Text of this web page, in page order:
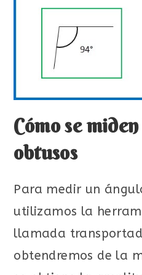
Cómo se
obtusos
Para medir un
utilizamos la
llamada
obtendremos de la